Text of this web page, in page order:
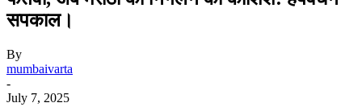
सपकाल।
By
mumbaivarta
-
July 7, 2025